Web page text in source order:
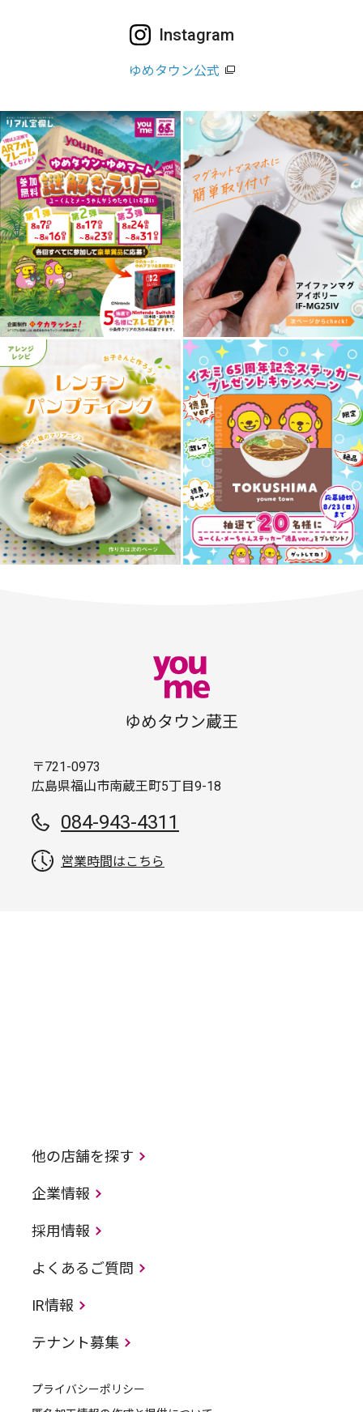
Instagram
ゆめタウン公式
ゆめタウン蔵王
〒721-0973
広島県福山市南蔵王町5丁目9-18
084-943-4311
営業時間はこちら
他の店舗を探す
企業情報
採用情報
よくあるご質問
IR情報
テナント募集
プライバシーポリシー